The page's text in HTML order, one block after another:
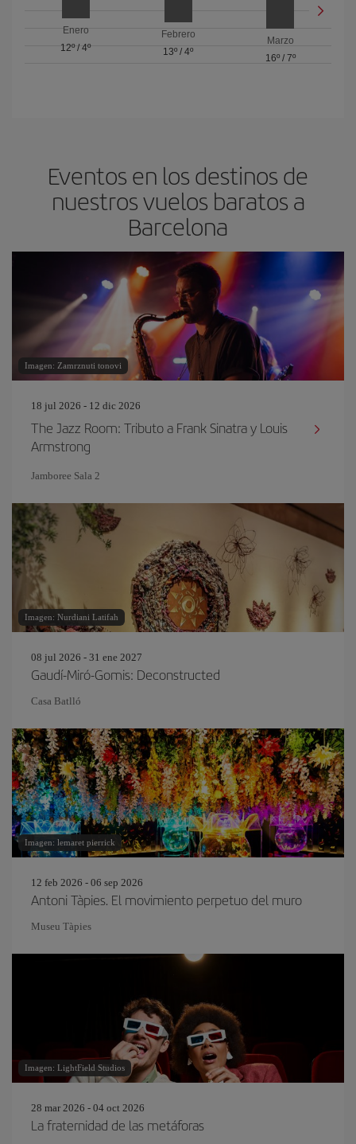
Enero
12º/4º
Febrero
13º / 4º
Marzo
16º/ 7º
Eventos en los destinos de
nuestros vuelos baratos a
Barcelona
Imagen: Zamrznuti tonovi
18 jul 2026 - 12 dic 2026
The Jazz Room: Tributo a Frank Sinatra y Louis
Armstrong
Jamboree Sala 2
Imagen: Nurdiani Latifah
08 jul 2026 - 31 ene 2027
Gaudí-Miró-Gomis: Deconstructed
Casa Batlló
Imagen: lemaret pierrick
12 feb 2026 - 06 sep 2026
Antoni Tàpies. El movimiento perpetuo del muro
Museu Tàpies
Imagen: LightField Studios
28 mar 2026 - 04 oct 2026
La fraternidad de las metáforas